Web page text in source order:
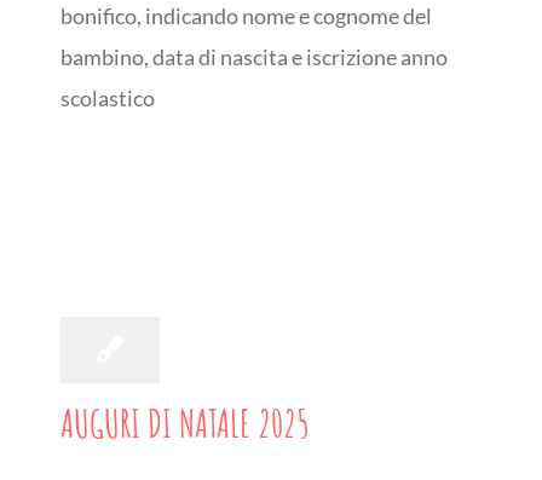
bonifico, indicando nome e cognome del
bambino, data di nascita e iscrizione anno
scolastico
AUGURI DI NATALE 2025